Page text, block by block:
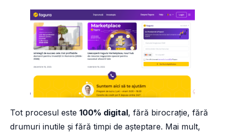
Tot procesul este 100% digital, fără birocrație, fără
drumuri inutile și fără timpi de așteptare. Mai mult,